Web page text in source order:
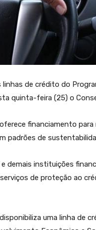
de crédito do
quinta-feira (25) o
financiamento
padrões de
demais instituições
de proteção ao
uma linha de